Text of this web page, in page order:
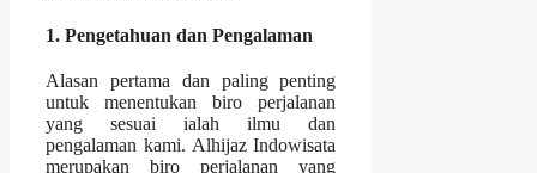
1. Pengetahuan dan Pengalaman
Alasan pertama dan paling penting
untuk menentukan biro perjalanan
yang sesuai ialah ilmu dan
pengalaman kami. Alhijaz Indowisata
merupakan biro perjalanan yang